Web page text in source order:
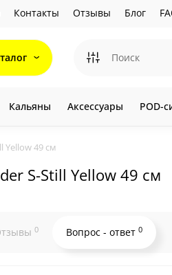
Контакты Отзывы Блог
Кальяны Аксессуары POD-
Yellow 49 см
S-Still Yellow 49 см
0 Вопрос - ответ 0